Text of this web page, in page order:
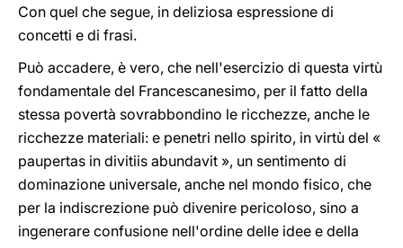
Con quel che segue, in deliziosa espressione di
concetti e di frasi.
Può accadere, è vero, che nell'esercizio di questa virtù
fondamentale del Francescanesimo, per il fatto della
stessa povertà sovrabbondino le ricchezze, anche le
ricchezze materiali: e penetri nello spirito, in virtù del «
paupertas in divitiis abundavit », un sentimento di
dominazione universale, anche nel mondo fisico, che
per la indiscrezione può divenire pericoloso, sino a
ingenerare confusione nell'ordine delle idee e della